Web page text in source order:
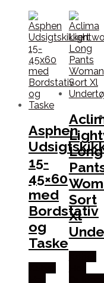
Asphen
15-
45×60
med
Bordstativ
og
Taske
Long
Sort
Xl